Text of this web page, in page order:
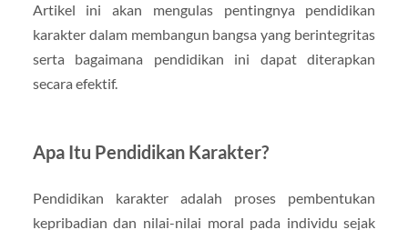
Artikel ini akan mengulas pentingnya pendidikan
karakter dalam membangun bangsa yang berintegritas
serta bagaimana pendidikan ini dapat diterapkan
secara efektif.
Apa Itu Pendidikan Karakter?
Pendidikan karakter adalah proses pembentukan
kepribadian dan nilai-nilai moral pada individu sejak